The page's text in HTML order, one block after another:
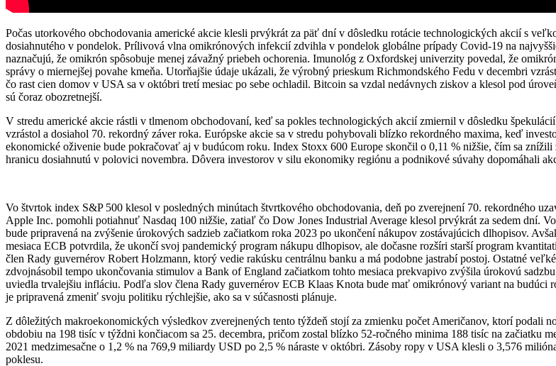
Počas utorkového obchodovania americké akcie klesli prvýkrát za päť dní v dôsledku rotácie technologických akcií s
dosiahnutého v pondelok. Prílivová vlna omikrónových infekcií zdvihla v pondelok globálne prípady Covid-19 na
naznačujú, že omikrón spôsobuje menej závažný priebeh ochorenia. Imunológ z Oxfordskej univerzity povedal, že
správy o miernejšej povahe kmeňa. Utorňajšie údaje ukázali, že výrobný prieskum Richmondského Fedu v decembri
čo rast cien domov v USA sa v októbri tretí mesiac po sebe ochladil. Bitcoin sa vzdal nedávnych ziskov a klesol pod
sú čoraz obozretnejší.
V stredu americké akcie rástli v tlmenom obchodovaní, keď sa pokles technologických akcií zmiernil v dôsledku
vzrástol a dosiahol 70. rekordný záver roka. Európske akcie sa v stredu pohybovali blízko rekordného maxima, keď
ekonomické oživenie bude pokračovať aj v budúcom roku. Index Stoxx 600 Europe skončil o 0,11 % nižšie, čím sa
hranicu dosiahnutú v polovici novembra. Dôvera investorov v silu ekonomiky regiónu a podnikové súvahy dopomáhali
Vo štvrtok index S&P 500 klesol v posledných minútach štvrtkového obchodovania, deň po zverejnení 70. rekordného
Apple Inc. pomohli potiahnuť Nasdaq 100 nižšie, zatiaľ čo Dow Jones Industrial Average klesol prvýkrát za sedem dní.
bude pripravená na zvýšenie úrokových sadzieb začiatkom roka 2023 po ukončení nákupov zostávajúcich dlhopisov.
mesiaca ECB potvrdila, že ukončí svoj pandemický program nákupu dlhopisov, ale dočasne rozšíri starší program
člen Rady guvernérov Robert Holzmann, ktorý vedie rakúsku centrálnu banku a má podobne jastrabí postoj. Ostatné
zdvojnásobil tempo ukončovania stimulov a Bank of England začiatkom tohto mesiaca prekvapivo zvýšila úrokovú
uviedla trvalejšiu infláciu. Podľa slov člena Rady guvernérov ECB Klaas Knota bude mať omikrónový variant na
je pripravená zmeniť svoju politiku rýchlejšie, ako sa v súčasnosti plánuje.
Z dôležitých makroekonomických výsledkov zverejnených tento týždeň stojí za zmienku počet Američanov, ktorí podali
obdobiu na 198 tisíc v týždni končiacom sa 25. decembra, pričom zostal blízko 52-ročného minima 188 tisíc na začiatku
2021 medzimesačne o 1,2 % na 769,9 miliardy USD po 2,5 % náraste v októbri. Zásoby ropy v USA klesli o 3,576
poklesu.